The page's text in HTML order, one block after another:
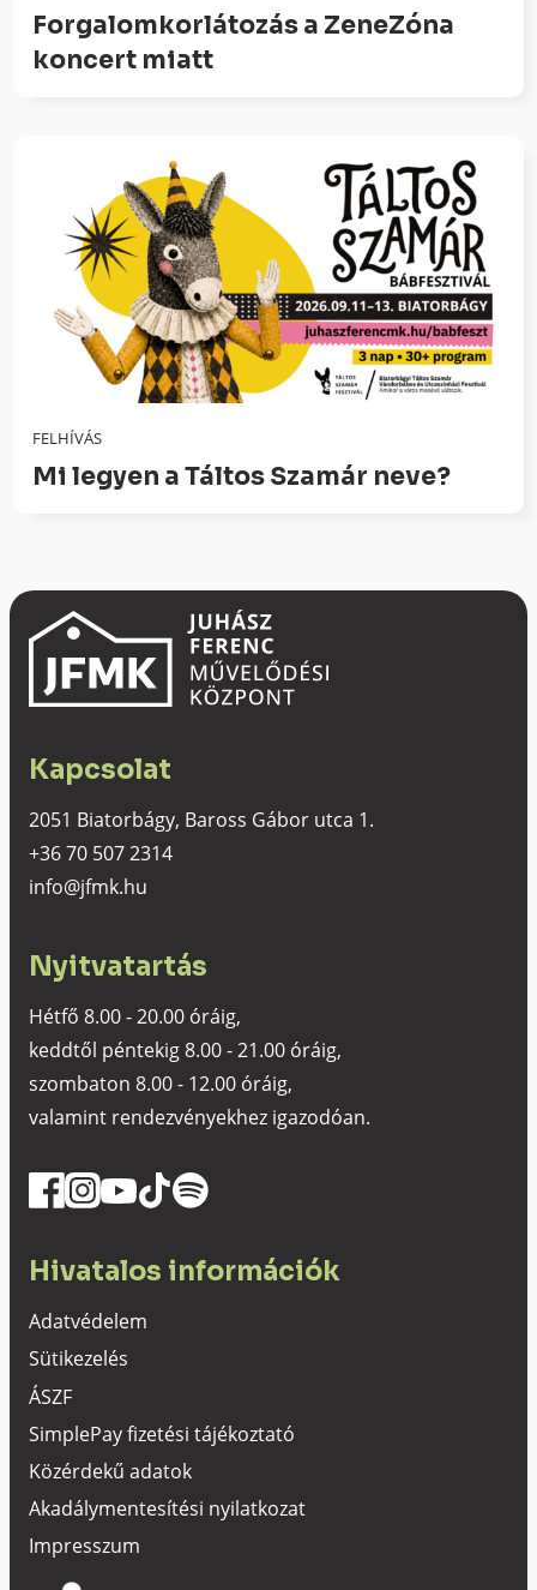
Forgalomkorlátozás a ZeneZóna
koncert miatt
FELHÍVÁS
Mi legyen a Táltos Szamár neve?
Kapcsolat
2051 Biatorbágy, Baross Gábor utca 1.
+36 70 507 2314
info@jfmk.hu
Nyitvatartás
Hétfő 8.00 - 20.00 óráig,
keddtől péntekig 8.00 - 21.00 óráig,
szombaton 8.00 - 12.00 óráig,
valamint rendezvényekhez igazodóan.
Hivatalos információk
Adatvédelem
Sütikezelés
ÁSZF
SimplePay fizetési tájékoztató
Közérdekű adatok
Akadálymentesítési nyilatkozat
Impresszum